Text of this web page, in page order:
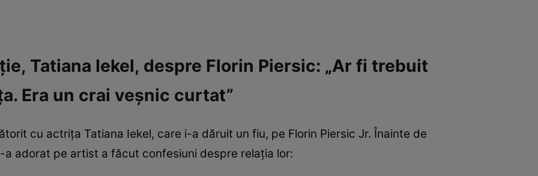
Tatiana Iekel, despre Florin Piersic: „Ar fi trebuit
Era un crai veşnic curtat”
cu actrița Tatiana Iekel, care i-a dăruit un fiu, pe Florin Piersic Jr. Înainte de
adorat pe artist a făcut confesiuni despre relația lor: